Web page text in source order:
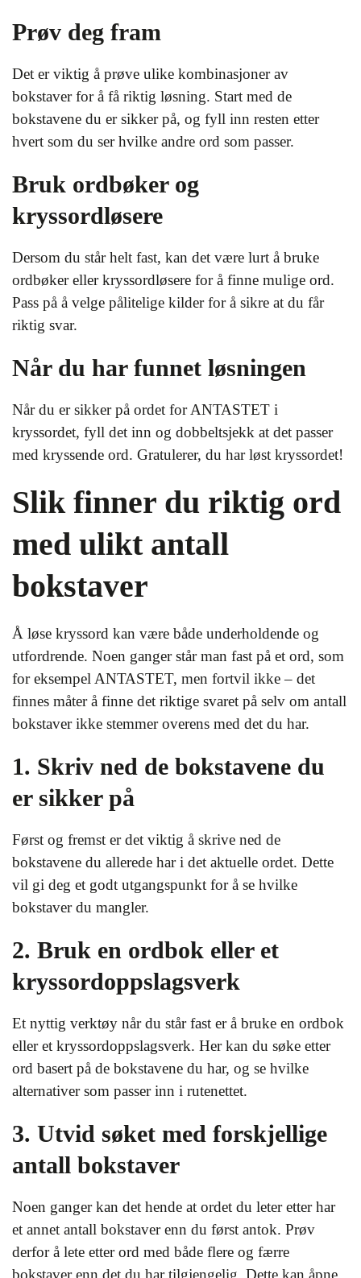
Prøv deg fram
Det er viktig å prøve ulike kombinasjoner av
bokstaver for å få riktig løsning. Start med de
bokstavene du er sikker på, og fyll inn resten etter
hvert som du ser hvilke andre ord som passer.
Bruk ordbøker og
kryssordløsere
Dersom du står helt fast, kan det være lurt å bruke
ordbøker eller kryssordløsere for å finne mulige ord.
Pass på å velge pålitelige kilder for å sikre at du får
riktig svar.
Når du har funnet løsningen
Når du er sikker på ordet for ANTASTET i
kryssordet, fyll det inn og dobbeltsjekk at det passer
med kryssende ord. Gratulerer, du har løst kryssordet!
Slik finner du riktig ord
med ulikt antall
bokstaver
Å løse kryssord kan være både underholdende og
utfordrende. Noen ganger står man fast på et ord, som
for eksempel ANTASTET, men fortvil ikke – det
finnes måter å finne det riktige svaret på selv om antall
bokstaver ikke stemmer overens med det du har.
1. Skriv ned de bokstavene du
er sikker på
Først og fremst er det viktig å skrive ned de
bokstavene du allerede har i det aktuelle ordet. Dette
vil gi deg et godt utgangspunkt for å se hvilke
bokstaver du mangler.
2. Bruk en ordbok eller et
kryssordoppslagsverk
Et nyttig verktøy når du står fast er å bruke en ordbok
eller et kryssordoppslagsverk. Her kan du søke etter
ord basert på de bokstavene du har, og se hvilke
alternativer som passer inn i rutenettet.
3. Utvid søket med forskjellige
antall bokstaver
Noen ganger kan det hende at ordet du leter etter har
et annet antall bokstaver enn du først antok. Prøv
derfor å lete etter ord med både flere og færre
bokstaver enn det du har tilgjengelig. Dette kan åpne